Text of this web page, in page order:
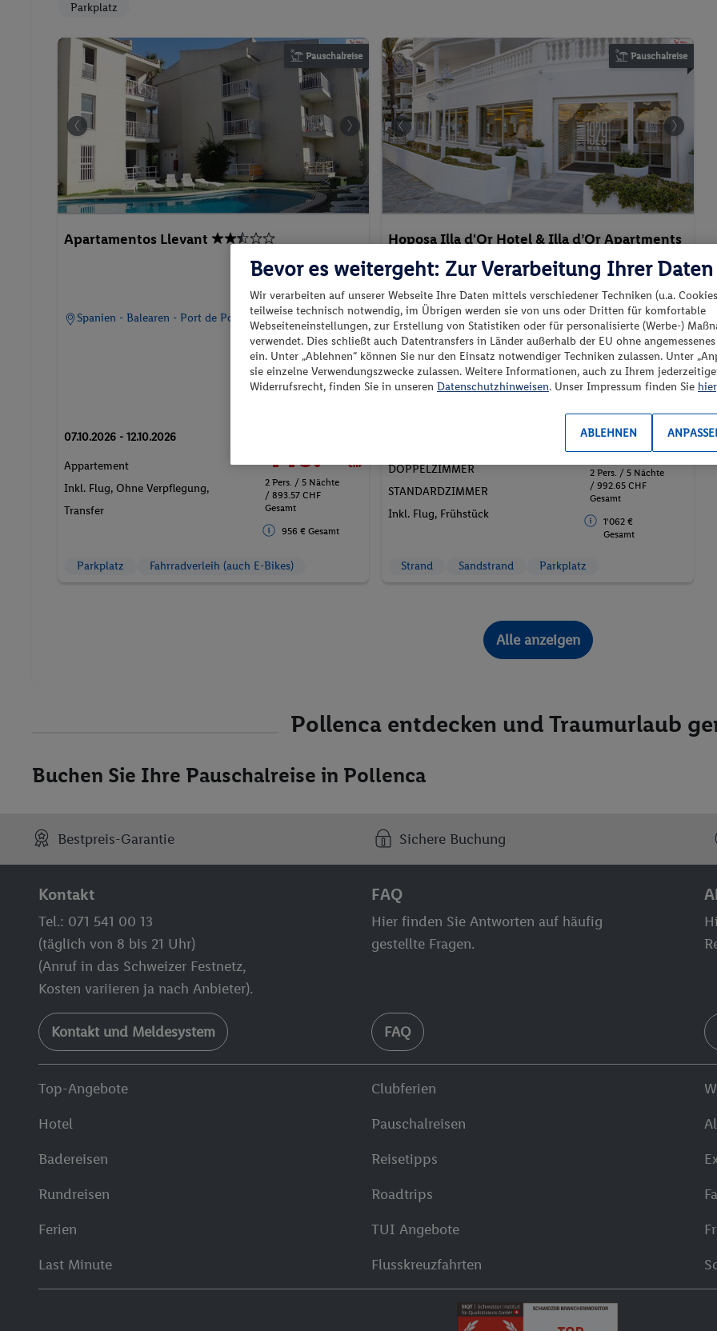
Parkplatz
Pauschalreise
Apartamentos Llevant
Spanien - Balearen - Port de Pollença
07.10.2026 - 12.10.2026
Appartement
Inkl. Flug, Ohne Verpflegung,
Transfer
2 Pers. / 5 Nächte
/ 893.57 CHF
Gesamt
956 € Gesamt
Parkplatz Fahrradverleih (auch E-Bikes)
Pauschalreise
Hoposa Illa d'Or Hotel & Illa d’Or Apartments
100%
Spanien - Balearen - Port de Pollença
DOPPELZIMMER
STANDARDZIMMER
Inkl. Flug, Frühstück
496. 33CHF
2 Pers. / 5 Nächte
/ 992.65 CHF
Gesamt
1'062 €
Gesamt
Strand Sandstrand Parkplatz
Alle anzeigen
Pollenca entdecken und Traumurlaub
Buchen Sie Ihre Pauschalreise in Pollenca
Bestpreis-Garantie Sichere Buchung
Kontakt
Tel.: 071 541 00 13
(täglich von 8 bis 21 Uhr)
(Anruf in das Schweizer Festnetz,
Kosten variieren ja nach Anbieter).
Kontakt und Meldesystem
FAQ
Hier finden Sie Antworten auf häufig
gestellte Fragen.
FAQ
Top-Angebote
Hotel
Badereisen
Rundreisen
Ferien
Last Minute
Clubferien
Pauschalreisen
Reisetipps
Roadtrips
TUI Angebote
Flusskreuzfahrten
Bevor es weitergeht: Zur Verarbeitung Ihrer Daten
Wir verarbeiten auf unserer Webseite Ihre Daten mittels verschiedener Techniken (u.a.
teilweise technisch notwendig, im Übrigen werden sie von uns oder Dritten für komfortable
Webseiteneinstellungen, zur Erstellung von Statistiken oder für personalisierte (Werbe-)
verwendet. Dies schließt auch Datentransfers in Länder außerhalb der EU ohne
ein. Unter „Ablehnen“ können Sie nur den Einsatz notwendiger Techniken zulassen. Unter
sie einzelne Verwendungszwecke zulassen. Weitere Informationen, auch zu Ihrem
Widerrufsrecht, finden Sie in unseren Datenschutzhinweisen. Unser Impressum finden Sie hier
ABLEHNEN